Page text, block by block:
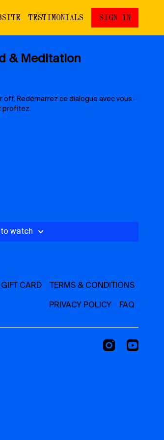
TESTIMONIALS SIGN IN
& Meditation
Redémarrez ce dialogue avec vous-
profitez.
watch
GIFT CARD TERMS & CONDITIONS
PRIVACY POLICY FAQ